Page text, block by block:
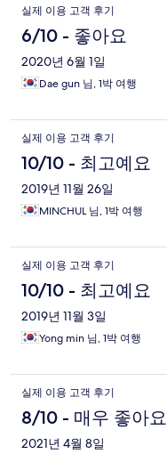
실제 이용 고객 후기
6/10 - 좋아요
2020년 6월 1일
Dae gun 님, 1박 여행
실제 이용 고객 후기
10/10 - 최고예요
2019년 11월 26일
MINCHUL 님, 1박 여행
실제 이용 고객 후기
10/10 - 최고예요
2019년 11월 3일
Yong min 님, 1박 여행
실제 이용 고객 후기
8/10 - 매우 좋아요
2021년 4월 8일